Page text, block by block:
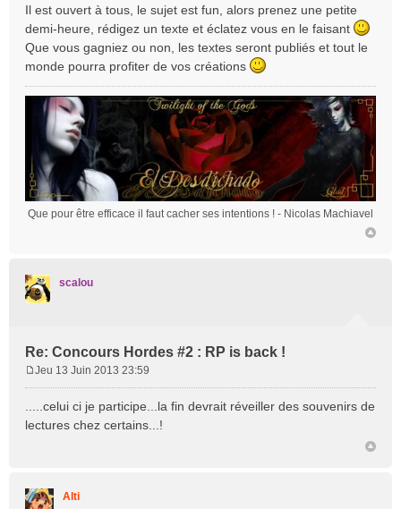
e
Il est ouvert à tous, le sujet est fun, alors prenez une petite
demi-heure, rédigez un texte et éclatez vous en le faisant
Que vous gagniez ou non, les textes seront publiés et tout le
monde pourra profiter de vos créations
Que pour être efficace il faut cacher ses intentions ! - Nicolas Machiavel
scalou
Re: Concours Hordes #2 : RP is back !
s
s
Jeu 13 Juin 2013 23:59
.....celui ci je participe...la fin devrait réveiller des souvenirs de
lectures chez certains...!
Alti